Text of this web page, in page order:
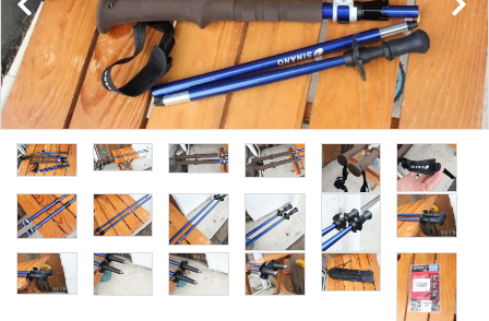
特集で選ぶ
価格で選ぶ
買取案内
レンタル・修理
店舗情報